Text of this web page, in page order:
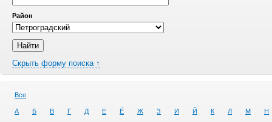
Район
Скрыть форму поиска ↑
Все
А Б В Г Д Е Ё Ж З И Й К Л М Н